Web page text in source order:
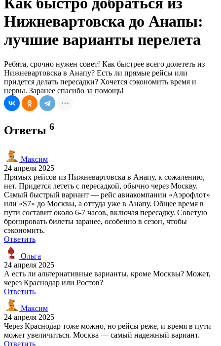
Нижневартовска до Анапы:
лучшие варианты перелета
Ребята, срочно нужен совет! Как быстрее всего долететь из
Нижневартовска в Анапу? Есть ли прямые рейсы или
придется делать пересадки? Хочется сэкономить время и
нервы. Заранее спасибо за помощь!
Ответы 6
Максим
24 апреля 2025
Прямых рейсов из Нижневартовска в Анапу, к сожалению,
нет. Придется лететь с пересадкой, обычно через Москву.
Самый быстрый вариант — рейс авиакомпании «Аэрофлот»
или «S7» до Москвы, а оттуда уже в Анапу. Общее время в
пути составит около 6-7 часов, включая пересадку. Советую
бронировать билеты заранее, особенно в сезон, чтобы
сэкономить.
Ответить
Ольга
24 апреля 2025
А есть ли альтернативные варианты, кроме Москвы? Может,
через Краснодар или Ростов?
Ответить
Максим
24 апреля 2025
Через Краснодар тоже можно, но рейсы реже, и время в пути
может увеличиться. Москва — самый надежный вариант.
Ответить